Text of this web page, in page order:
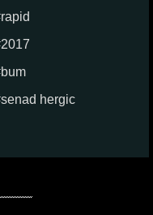
rapid
2017
bum
senad hergic